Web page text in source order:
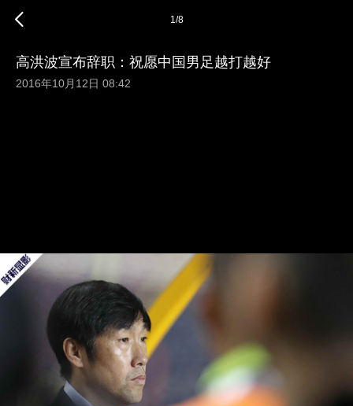
1/8
高洪波宣布辞职：祝愿中国男足越打越好
2016年10月12日 08:42